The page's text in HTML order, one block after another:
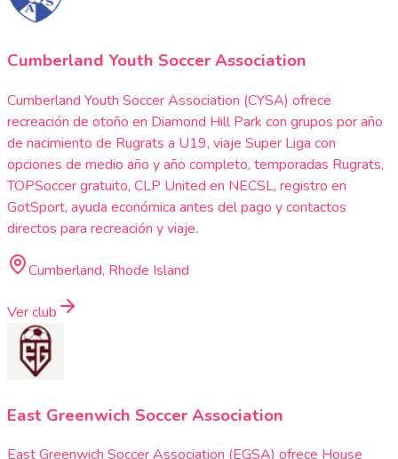
Cumberland Youth Soccer Association
Cumberland Youth Soccer Association (CYSA) ofrece
recreación de otoño en Diamond Hill Park con grupos por año
de nacimiento de Rugrats a U19, viaje Super Liga con
opciones de medio año y año completo, temporadas Rugrats,
TOPSoccer gratuito, CLP United en NECSL, registro en
GotSport, ayuda económica antes del pago y contactos
directos para recreación y viaje.
Cumberland, Rhode Island
Ver club
East Greenwich Soccer Association
East Greenwich Soccer Association (EGSA) ofrece House